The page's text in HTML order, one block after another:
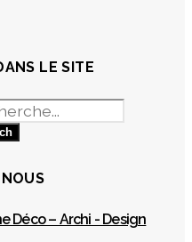
LE SITE
Déco – Archi - Design